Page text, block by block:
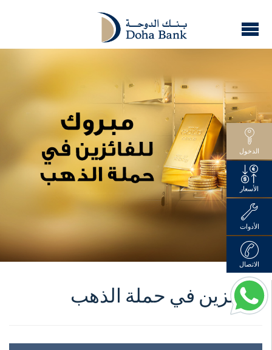
الفائزين في حملة الذهب
الدخول
الأسعار
الأدوات
الاتصال